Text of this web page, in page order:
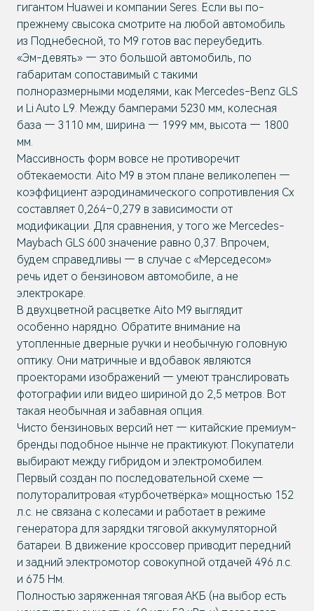
гигантом Huawei и компании Seres. Если вы по-
прежнему свысока смотрите на любой автомобиль
из Поднебесной, то M9 готов вас переубедить.
«Эм-девять» — это большой автомобиль, по
габаритам сопоставимый с такими
полноразмерными моделями, как Mercedes-Benz GLS
и Li Auto L9. Между бамперами 5230 мм, колесная
база — 3110 мм, ширина — 1999 мм, высота — 1800
мм.
Массивность форм вовсе не противоречит
обтекаемости. Aito M9 в этом плане великолепен —
коэффициент аэродинамического сопротивления Cx
составляет 0,264–0,279 в зависимости от
модификации. Для сравнения, у того же Mercedes-
Maybach GLS 600 значение равно 0,37. Впрочем,
будем справедливы — в случае с «Мерседесом»
речь идет о бензиновом автомобиле, а не
электрокаре.
В двухцветной расцветке Aito M9 выглядит
особенно нарядно. Обратите внимание на
утопленные дверные ручки и необычную головную
оптику. Они матричные и вдобавок являются
проекторами изображений — умеют транслировать
фотографии или видео шириной до 2,5 метров. Вот
такая необычная и забавная опция.
Чисто бензиновых версий нет — китайские премиум-
бренды подобное нынче не практикуют. Покупатели
выбирают между гибридом и электромобилем.
Первый создан по последовательной схеме —
полуторалитровая «турбочетвёрка» мощностью 152
л.с. не связана с колесами и работает в режиме
генератора для зарядки тяговой аккумуляторной
батареи. В движение кроссовер приводит передний
и задний электромотор совокупной отдачей 496 л.с.
и 675 Нм.
Полностью заряженная тяговая АКБ (на выбор есть